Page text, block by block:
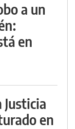
a un
en
en